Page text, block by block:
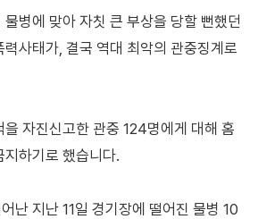
병에 맞아 자칫 큰 부상을 당할 뻔했던
사태가, 결국 역대 최악의 관중징계로
을 자진신고한 관중 124명에게 대해 홈
하기로 했습니다.
난 지난 11일 경기장에 떨어진 물병 10